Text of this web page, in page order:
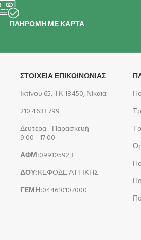
ΠΛΗΡΩΜΗ ΜΕ ΚΑΡΤΑ
ΣΤΟΙΧΕΙΑ ΕΠΙΚΟΙΝΩΝΙΑΣ
Ικτίνου 65, ΤΚ 18450, Νίκαια
210 4633 799
Δευτέρα - Παρασκευή
9:00 - 17:00
ΑΦΜ:099105923
ΔΟΥ:ΚΕΦΟΔΕ ΑΤΤΙΚΗΣ
ΓΕΜΗ:044610107000